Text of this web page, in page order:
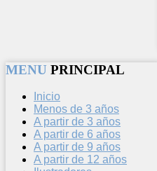
MENU PRINCIPAL
Inicio
Menos de 3 años
A partir de 3 años
A partir de 6 años
A partir de 9 años
A partir de 12 años